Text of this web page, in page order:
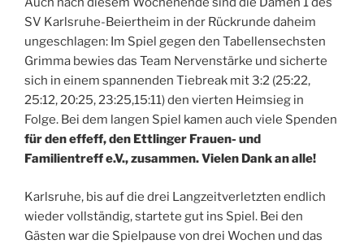
SV Karlsruhe-Beiertheim in der Rückrunde daheim
ungeschlagen: Im Spiel gegen den Tabellensechsten
Grimma bewies das Team Nervenstärke und sicherte
sich in einem spannenden Tiebreak mit 3:2 (25:22,
25:12, 20:25, 23:25,15:11) den vierten Heimsieg in
Folge. Bei dem langen Spiel kamen auch viele Spenden
für den effeff, den Ettlinger Frauen- und
Familientreff e.V., zusammen. Vielen Dank an alle!
Karlsruhe, bis auf die drei Langzeitverletzten endlich
wieder vollständig, startete gut ins Spiel. Bei den
Gästen war die Spielpause von drei Wochen und das